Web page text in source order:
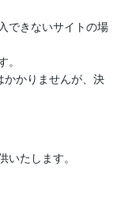
できないサイトの場
かかりませんが、決
たします。